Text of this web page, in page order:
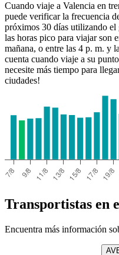
Cuando viaje a Valencia en
puede verificar la frecuencia
próximos 30 días utilizando
las horas pico para viajar son
mañana, o entre las 4 p. m. y
cuenta cuando viaje a su
necesite más tiempo para
ciudades!
Transportistas en
Encuentra más información